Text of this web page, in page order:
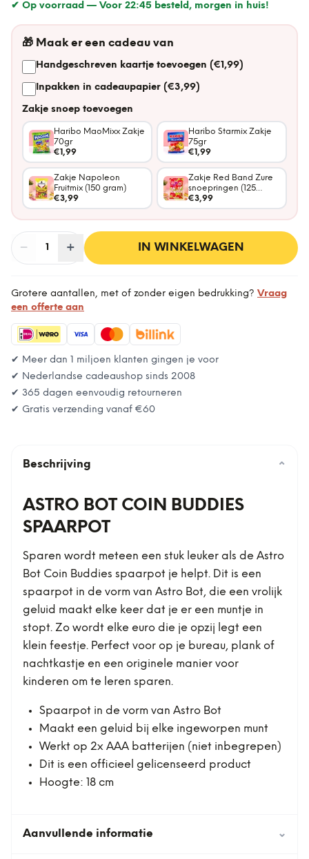
✔ Op voorraad — Voor 22:45 besteld, morgen in huis!
🎁 Maak er een cadeau van
Handgeschreven kaartje toevoegen (€1,99)
Inpakken in cadeaupapier (€3,99)
Zakje snoep toevoegen
Haribo MaoMixx Zakje
70gr
€1,99
Haribo Starmix Zakje
75gr
€1,99
Zakje Napoleon
Fruitmix (150 gram)
€3,99
Zakje Red Band Zure
snoepringen (125
gram)
€3,99
− Aantal
1 + IN WINKELWAGEN
Grotere aantallen, met of zonder eigen bedrukking? Vraag
een offerte aan
✔ Meer dan 1 miljoen klanten gingen je voor
✔ Nederlandse cadeaushop sinds 2008
✔ 365 dagen eenvoudig retourneren
✔ Gratis verzending vanaf €60
Beschrijving ⌄
ASTRO BOT COIN BUDDIES
SPAARPOT
Sparen wordt meteen een stuk leuker als de Astro
Bot Coin Buddies spaarpot je helpt. Dit is een
spaarpot in de vorm van Astro Bot, die een vrolijk
geluid maakt elke keer dat je er een muntje in
stopt. Zo wordt elke euro die je opzij legt een
klein feestje. Perfect voor op je bureau, plank of
nachtkastje en een originele manier voor
kinderen om te leren sparen.
Spaarpot in de vorm van Astro Bot
Maakt een geluid bij elke ingeworpen munt
Werkt op 2x AAA batterijen (niet inbegrepen)
Dit is een officieel gelicenseerd product
Hoogte: 18 cm
Aanvullende informatie ⌄